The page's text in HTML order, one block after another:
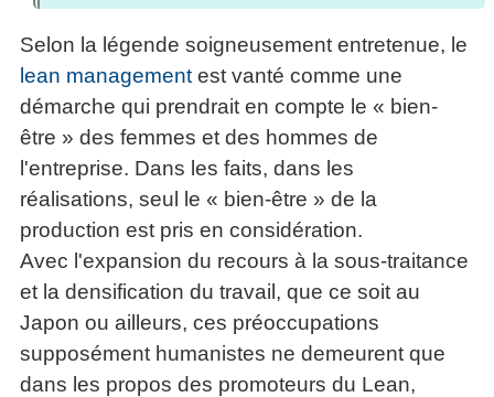
Selon la légende soigneusement entretenue, le
lean management est vanté comme une
démarche qui prendrait en compte le « bien-
être » des femmes et des hommes de
l'entreprise. Dans les faits, dans les
réalisations, seul le « bien-être » de la
production est pris en considération.
Avec l'expansion du recours à la sous-traitance
et la densification du travail, que ce soit au
Japon ou ailleurs, ces préoccupations
supposément humanistes ne demeurent que
dans les propos des promoteurs du Lean,